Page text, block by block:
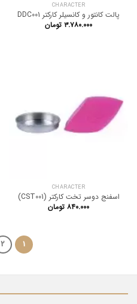
CHARACTER
پالت کانتور و کانسیلر کارکتر DDC001
۳.۷۸۰.۰۰۰ تومان
CHARACTER
اسفنج دوسر تخت کارکتر (CST001)
۸۴۰.۰۰۰ تومان
1
2